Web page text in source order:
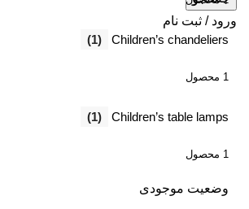
ورود / ثبت نام
Children’s chandeliers
(1)
1 محصول
Children’s table lamps
(1)
1 محصول
وضعیت موجودی